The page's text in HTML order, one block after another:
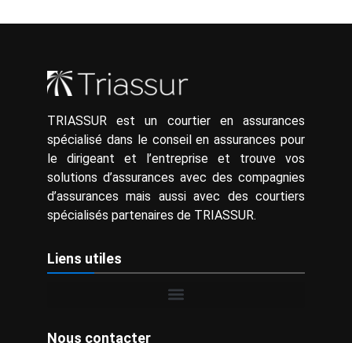
TRIASSUR est un courtier en assurances
spécialisé dans le conseil en assurances pour
le dirigeant et l’entreprise et trouve vos
solutions d’assurances avec des compagnies
d’assurances mais aussi avec des courtiers
spécialisés partenaires de TRIASSUR.
Liens utiles
Nous contacter